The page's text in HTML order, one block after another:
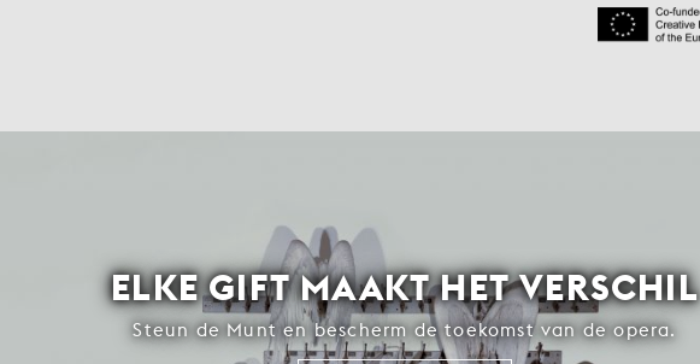
ELKE GIFT MAAKT HET VERSCHIL
Steun de Munt en bescherm de toekomst van de opera.